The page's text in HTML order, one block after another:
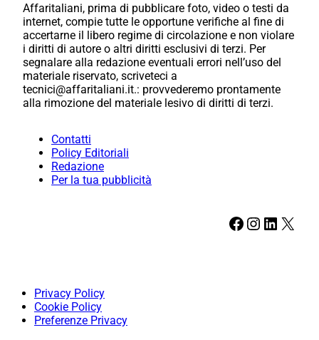
Affaritaliani, prima di pubblicare foto, video o testi da
internet, compie tutte le opportune verifiche al fine di
accertarne il libero regime di circolazione e non violare
i diritti di autore o altri diritti esclusivi di terzi. Per
segnalare alla redazione eventuali errori nell’uso del
materiale riservato, scriveteci a
tecnici@affaritaliani.it.: provvederemo prontamente
alla rimozione del materiale lesivo di diritti di terzi.
Contatti
Policy Editoriali
Redazione
Per la tua pubblicità
Facebook Instagram LinkedIn X
Privacy Policy
Cookie Policy
Preferenze Privacy